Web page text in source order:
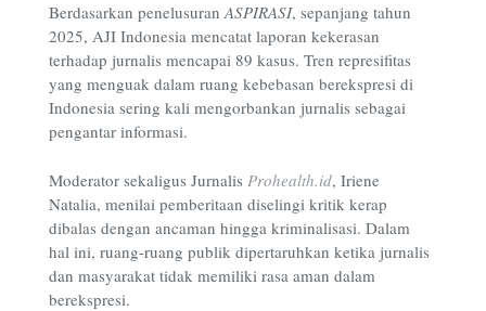
Berdasarkan penelusuranASPIRASI, sepanjang tahun
2025, AJI Indonesia mencatat laporan kekerasan
terhadap jurnalis mencapai 89 kasus. Tren represifitas
yang menguak dalam ruang kebebasan berekspresi di
Indonesia sering kali mengorbankan jurnalis sebagai
pengantar informasi.
Moderator sekaligus Jurnalis Prohealth.id, Iriene
Natalia, menilai pemberitaan diselingi kritik kerap
dibalas dengan ancaman hingga kriminalisasi. Dalam
hal ini, ruang-ruang publik dipertaruhkan ketika jurnalis
dan masyarakat tidak memiliki rasa aman dalam
berekspresi.